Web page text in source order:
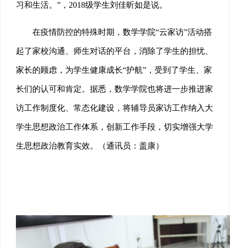
习和生活。”，2018级学生刘佳昕如是说。
在疫情防控的特殊时期，数学学院“云家访”活动搭
起了家校沟通、师生对话的平台，消除了学生的担忧、
家长的顾虑，为学生健康成长“护航”，受到了学生、家
长们的认可和肯定。据悉，数学学院也将进一步推进家
访工作制度化、常态化建设，将辅导员家访工作纳入大
学生思想政治工作体系，创新工作手段，切实增强大学
生思想政治教育实效。（通讯员：盖康）